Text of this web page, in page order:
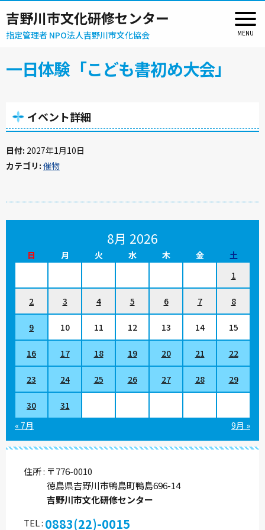
吉野川市文化研修センター
指定管理者 NPO法人吉野川市文化協会
一日体験「こども書初め大会」
イベント詳細
日付: 2027年1月10日
カテゴリ: 催物
8月 2026
日 月 火 水 木 金
土
1
2 3 4 5 6 7 8
9 10 11 12 13 14 15
16 17 18 19 20 21 22
23 24 25 26 27 28 29
30
31
« 7月
9月 »
住所 〒776-0010
徳島県吉野川市鴨島町鴨島696-14
吉野川市文化研修センター
TEL 0883(22)-0015